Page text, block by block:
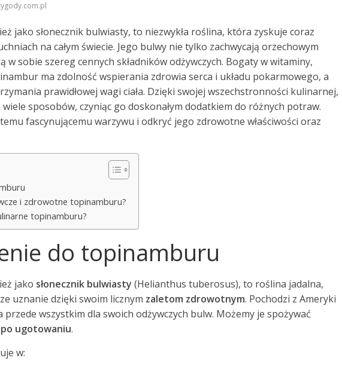
jako słonecznik bulwiasty, to niezwykła roślina, która zyskuje coraz
na całym świecie. Jego bulwy nie tylko zachwycają orzechowym
w sobie szereg cennych składników odżywczych. Bogaty w witaminy,
ma zdolność wspierania zdrowia serca i układu pokarmowego, a
prawidłowej wagi ciała. Dzięki swojej wszechstronności kulinarnej,
sposobów, czyniąc go doskonałym dodatkiem do różnych potraw.
fascynującemu warzywu i odkryć jego zdrowotne właściwości oraz
i zdrowotne topinamburu?
topinamburu?
do topinamburu
jako słonecznik bulwiasty (Helianthus tuberosus), to roślina jadalna,
uznanie dzięki swoim licznym zaletom zdrowotnym. Pochodzi z Ameryki
przede wszystkim dla swoich odżywczych bulw. Możemy je spożywać
po ugotowaniu.
w: